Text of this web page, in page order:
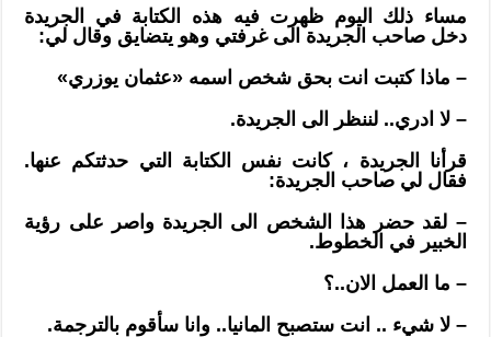
مساء ذلك اليوم ظهرت فيه هذه الكتابة في الجريدة
دخل صاحب الجريدة الى غرفتي وهو يتضايق وقال لي:
– ماذا كتبت انت بحق شخص اسمه «عثمان يوزري»
– لا ادري.. لننظر الى الجريدة.
قرأنا الجريدة ، كانت نفس الكتابة التي حدثتكم عنها.
فقال لي صاحب الجريدة:
– لقد حضر هذا الشخص الى الجريدة واصر على رؤية
الخبير في الخطوط.
– ما العمل الان..؟
– لا شيء .. انت ستصبح المانيا.. وانا سأقوم بالترجمة.